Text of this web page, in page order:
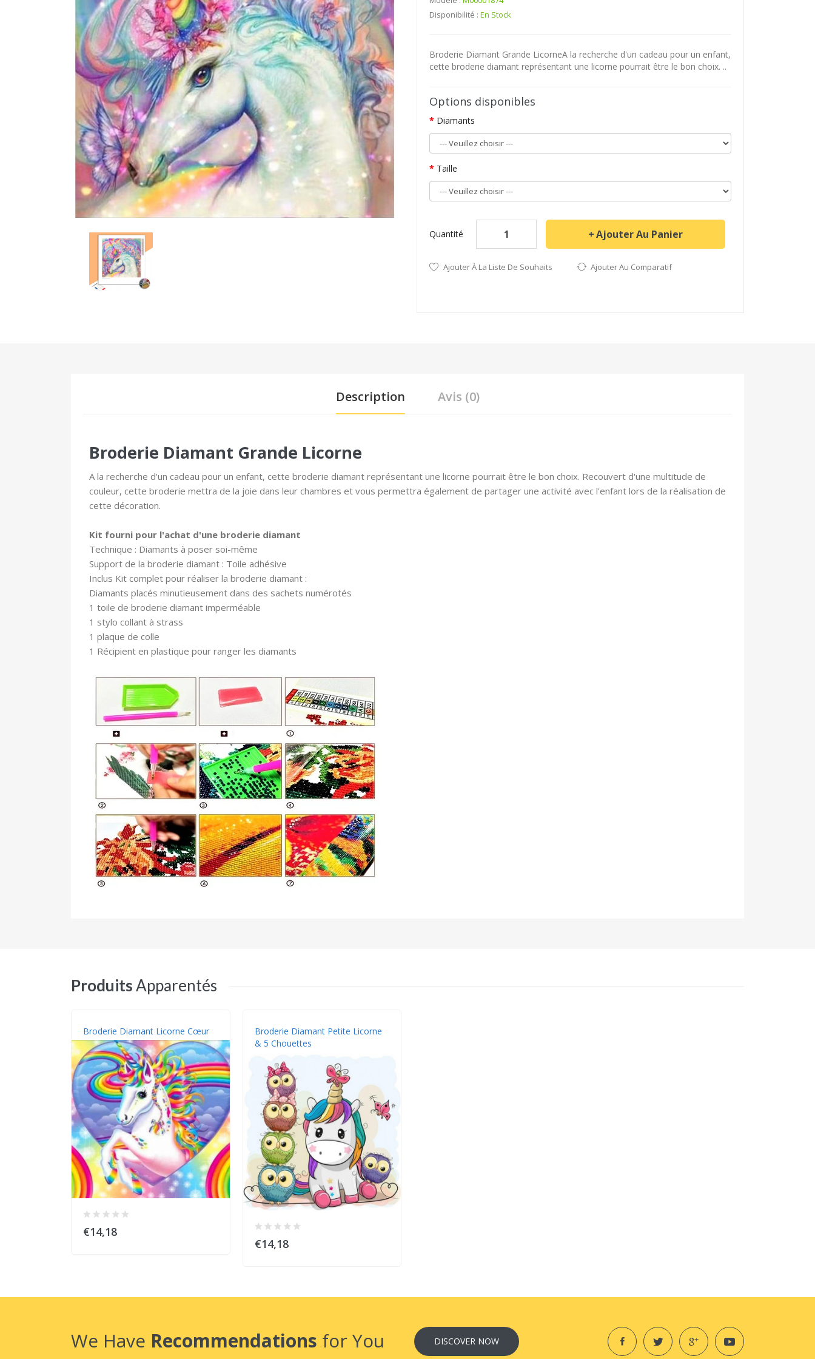
Disponibilité : En Stock
Broderie Diamant Grande LicorneA la recherche d'un cadeau pour un enfant,
cette broderie diamant représentant une licorne pourrait être le bon choix. ..
Options disponibles
Diamants
Taille
Quantité Ajouter Au Panier
Ajouter À La Liste De Souhaits Ajouter Au Comparatif
Description Avis (0)
Broderie Diamant Grande Licorne
A la recherche d'un cadeau pour un enfant, cette broderie diamant représentant une licorne pourrait être le bon choix. Recouvert d'une multitude de
couleur, cette broderie mettra de la joie dans leur chambres et vous permettra également de partager une activité avec l'enfant lors de la réalisation de
cette décoration.
Kit fourni pour l'achat d'une broderie diamant
Technique : Diamants à poser soi-même
Support de la broderie diamant : Toile adhésive
Inclus Kit complet pour réaliser la broderie diamant :
Diamants placés minutieusement dans des sachets numérotés
1 toile de broderie diamant imperméable
1 stylo collant à strass
1 plaque de colle
1 Récipient en plastique pour ranger les diamants
ProduitsApparentés
Broderie Diamant Licorne Cœur
€14,18
Broderie Diamant Petite Licorne
& 5 Chouettes
€14,18
We Have Recommendations for You DISCOVER NOW